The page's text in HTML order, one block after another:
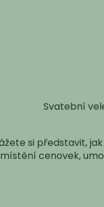
Svatební
si představit,
cenovek,